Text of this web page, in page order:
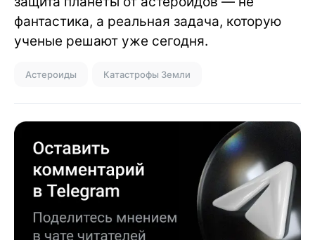
фантастика, а реальная задача, которую
ученые решают уже сегодня.
Астероиды Катастрофы Земли